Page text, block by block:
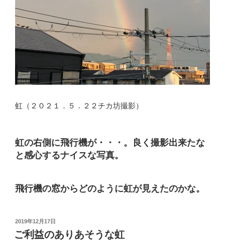
虹（２０２１．５．２２チカ坊撮影）
虹の右側に飛行機が・・・。良く撮影出来たな
と感心するナイスな写真。
飛行機の窓からどのように虹が見えたのかな。
投
稿
日:
2019年12月17日
ご利益のありあそうな虹